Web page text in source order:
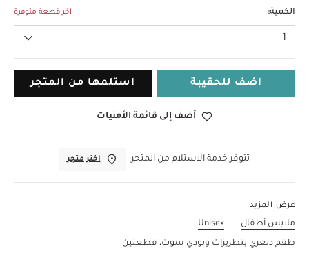
الكمية: اخر قطعة متوفرة
1
اضف للحقيبة استلمها من المتجر
أضف إلى قائمة الأمنيات
تتوفر خدمة الاستلام من المتجر اختر متجر
عرض المزيد
ملابس أطفال
Unisex
طقم دنغري بتطريزات وبودي سوت، قطعتين